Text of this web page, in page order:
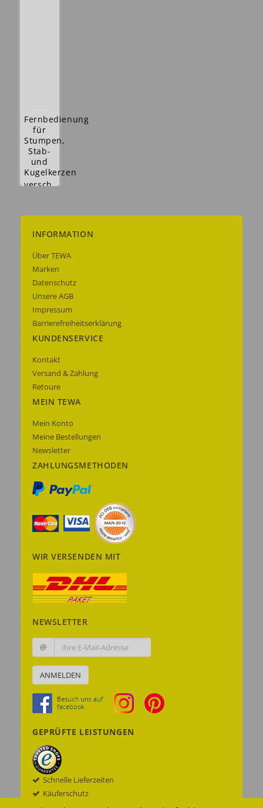
Fernbedienung
für
Stumpen,
Stab-
und
Kugelkerzen
versch.
versch.
Details
anzeigen
INFORMATION
Über TEWA
Marken
Datenschutz
Unsere AGB
Impressum
Barrierefreiheitserklärung
KUNDENSERVICE
Kontakt
Versand & Zahlung
Retoure
MEIN TEWA
Mein Konto
Meine Bestellungen
Newsletter
ZAHLUNGSMETHODEN
WIR VERSENDEN MIT
NEWSLETTER
@
ANMELDEN
GEPRÜFTE LEISTUNGEN
Schnelle Lieferzeiten
Käuferschutz